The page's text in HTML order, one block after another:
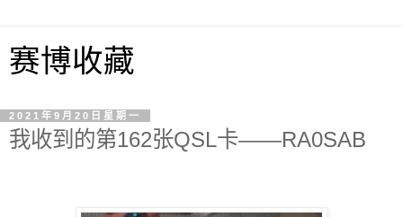
赛博收藏
2021年9月20日星期一
我收到的第162张QSL卡——RA0SAB